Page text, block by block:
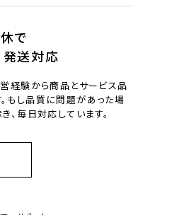
で
発送対応
経験から商品とサービス品
もし品質に問題があった場
、毎日対応しています。